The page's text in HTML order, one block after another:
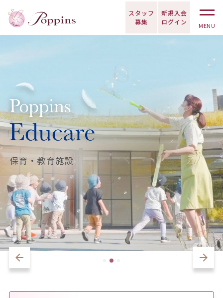
スタッフ
募集
新規入会
ログイン
MENU